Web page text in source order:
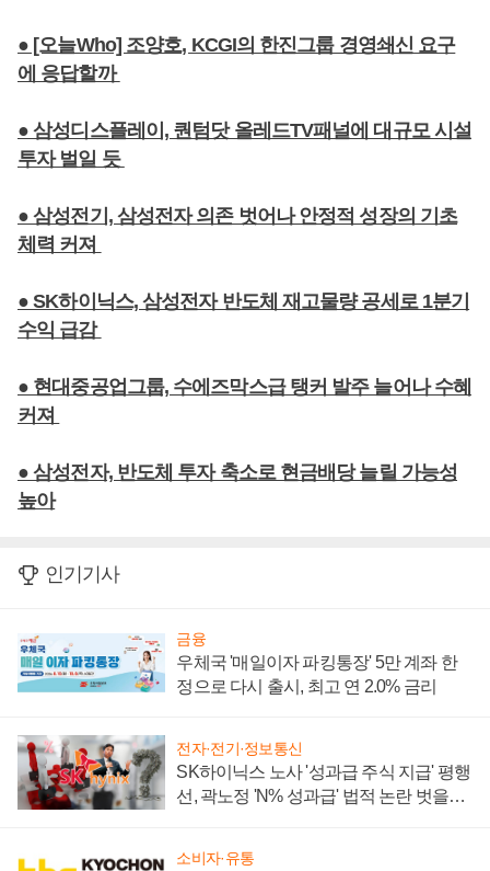
● [오늘Who] 조양호, KCGI의 한진그룹 경영쇄신 요구
에 응답할까
● 삼성디스플레이, 퀀텀닷 올레드TV패널에 대규모 시설
투자 벌일 듯
● 삼성전기, 삼성전자 의존 벗어나 안정적 성장의 기초
체력 커져
● SK하이닉스, 삼성전자 반도체 재고물량 공세로 1분기
수익 급감
● 현대중공업그룹, 수에즈막스급 탱커 발주 늘어나 수혜
커져
● 삼성전자, 반도체 투자 축소로 현금배당 늘릴 가능성
높아
인기기사
금융
우체국 '매일이자 파킹통장' 5만 계좌 한
정으로 다시 출시, 최고 연 2.0% 금리
전자·전기·정보통신
SK하이닉스 노사 '성과급 주식 지급' 평행
선, 곽노정 'N% 성과급' 법적 논란 벗을지
소비자·유통